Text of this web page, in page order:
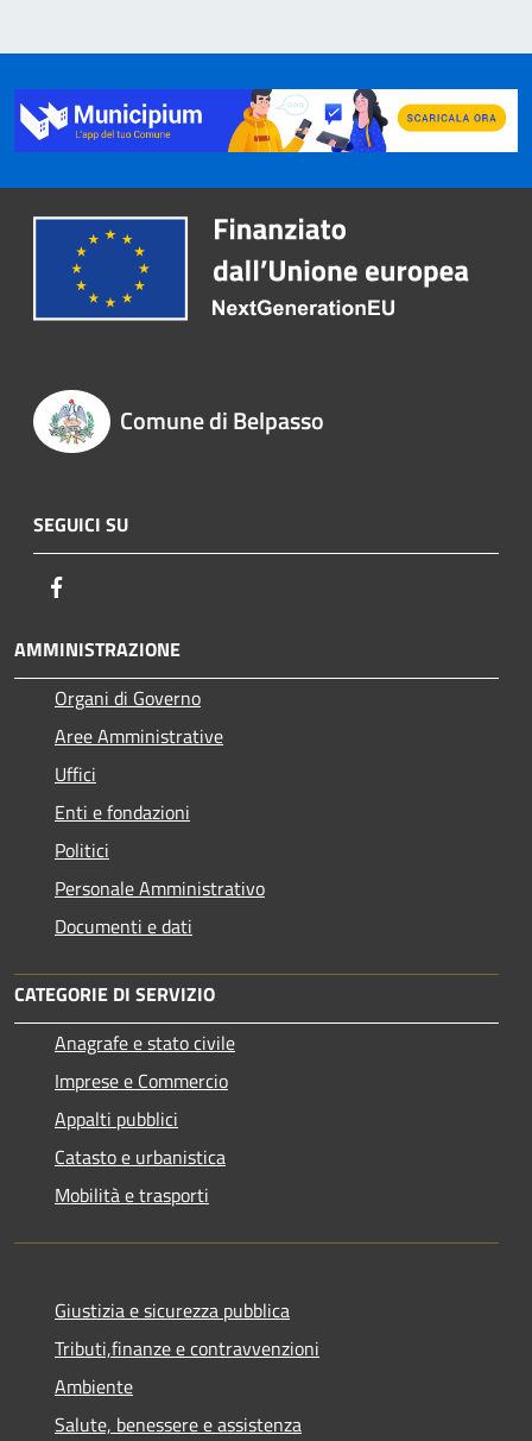
Comune di Belpasso
SEGUICI SU
AMMINISTRAZIONE
Organi di Governo
Aree Amministrative
Uffici
Enti e fondazioni
Politici
Personale Amministrativo
Documenti e dati
CATEGORIE DI SERVIZIO
Anagrafe e stato civile
Imprese e Commercio
Appalti pubblici
Catasto e urbanistica
Mobilità e trasporti
Giustizia e sicurezza pubblica
Tributi,finanze e contravvenzioni
Ambiente
Salute, benessere e assistenza